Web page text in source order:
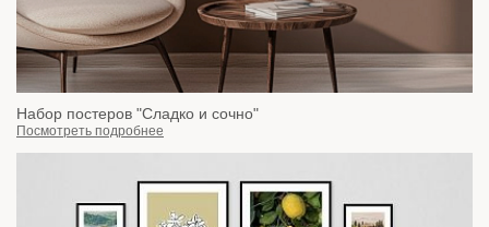
Набор постеров "Сладко и сочно"
Посмотреть подробнее